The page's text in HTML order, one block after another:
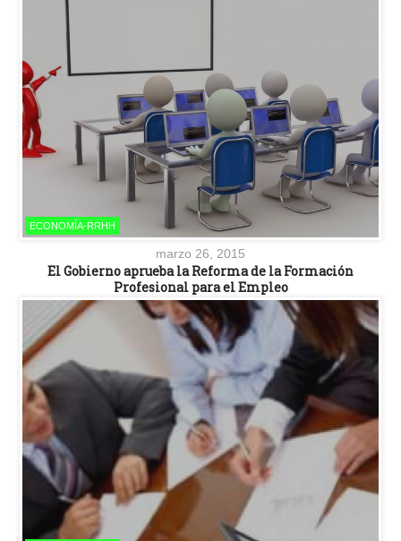
ECONOMÍA-RRHH
marzo 26, 2015
El Gobierno aprueba la Reforma de la Formación
Profesional para el Empleo